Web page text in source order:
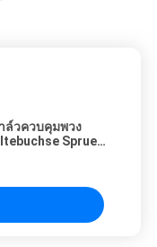
ล์วควบคุมพวง
Sprue